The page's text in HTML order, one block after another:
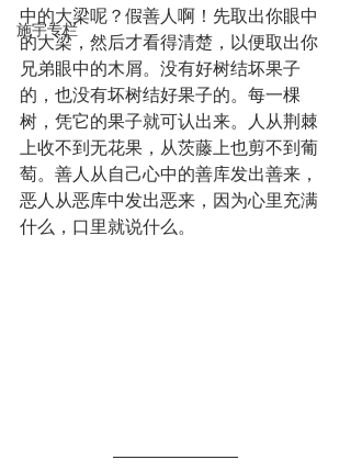
施宇专栏
中的大梁呢？假善人啊！先取出你眼中
的大梁，然后才看得清楚，以便取出你
兄弟眼中的木屑。没有好树结坏果子
的，也没有坏树结好果子的。每一棵
树，凭它的果子就可认出来。人从荆棘
上收不到无花果，从茨藤上也剪不到葡
萄。善人从自己心中的善库发出善来，
恶人从恶库中发出恶来，因为心里充满
什么，口里就说什么。